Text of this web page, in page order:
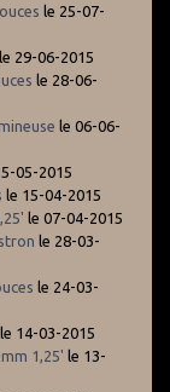
le 25-07-
le 29-06-2015
le 28-06-
le 06-06-
05-2015
le 15-04-2015
le 07-04-2015
le 28-03-
le 24-03-
le 14-03-2015
1,25' le 13-